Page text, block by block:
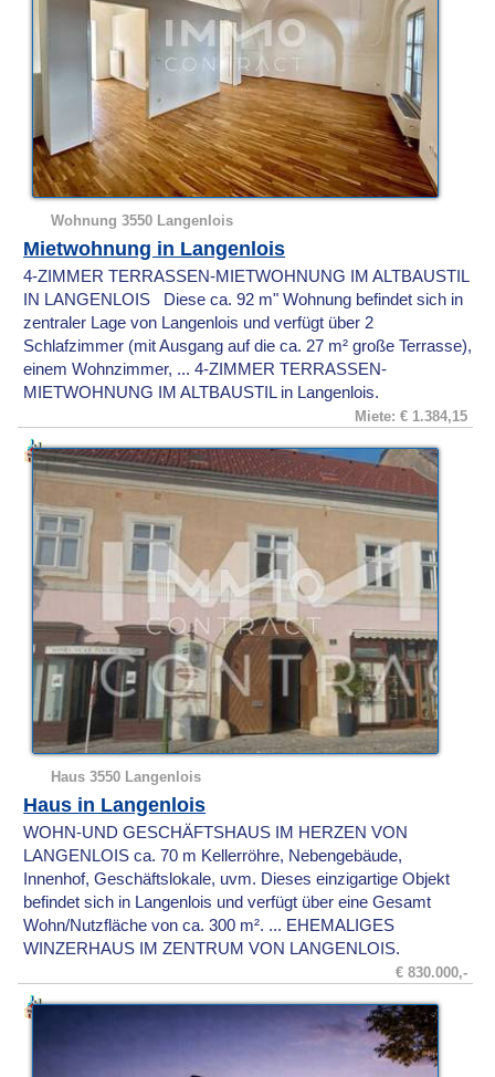
Wohnung 3550 Langenlois
Mietwohnung in Langenlois
4-ZIMMER TERRASSEN-MIETWOHNUNG IM ALTBAUSTIL
IN LANGENLOIS Diese ca. 92 m" Wohnung befindet sich in
zentraler Lage von Langenlois und verfügt über 2
Schlafzimmer (mit Ausgang auf die ca. 27 m² große Terrasse),
einem Wohnzimmer, ... 4-ZIMMER TERRASSEN-
MIETWOHNUNG IM ALTBAUSTIL in Langenlois.
Miete: € 1.384,15
Haus 3550 Langenlois
Haus in Langenlois
WOHN-UND GESCHÄFTSHAUS IM HERZEN VON
LANGENLOIS ca. 70 m Kellerröhre, Nebengebäude,
Innenhof, Geschäftslokale, uvm. Dieses einzigartige Objekt
befindet sich in Langenlois und verfügt über eine Gesamt
Wohn/Nutzfläche von ca. 300 m². ... EHEMALIGES
WINZERHAUS IM ZENTRUM VON LANGENLOIS.
€ 830.000,-